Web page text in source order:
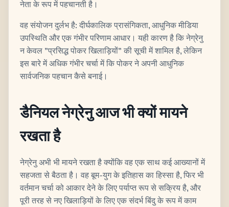
नेता के रूप में पहचानती है।
वह संयोजन दुर्लभ है: दीर्घकालिक प्रासंगिकता, आधुनिक मीडिया
उपस्थिति और एक गंभीर परिणाम आधार। यही कारण है कि नेग्रेनु
न केवल "प्रसिद्ध पोकर खिलाड़ियों" की सूची में शामिल है, लेकिन
इस बारे में अधिक गंभीर चर्चा में कि पोकर ने अपनी आधुनिक
सार्वजनिक पहचान कैसे बनाई।
डैनियल नेग्रेनु आज भी क्यों मायने
रखता है
नेग्रेनु अभी भी मायने रखता है क्योंकि वह एक साथ कई आख्यानों में
सहजता से बैठता है। वह बूम-युग के इतिहास का हिस्सा है, फिर भी
वर्तमान चर्चा को आकार देने के लिए पर्याप्त रूप से सक्रिय है, और
पूरी तरह से नए खिलाड़ियों के लिए एक संदर्भ बिंदु के रूप में काम